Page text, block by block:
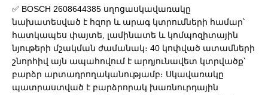
✅ BOSCH 2608644385 սղոցասկավառակը
նախատեսված է հզոր և արագ կտրումների համար՝
հատկապես փայտե, լամինատե և կոմպոզիտային
նյութերի մշակման ժամանակ։ 40 կոփված ատամների
շնորհիվ այն ապահովում է արդյունավետ կտրվածք՝
բարձր արտադրողականությամբ։ Սկավառակը
պատրաստված է բարձրորակ խառնուրդային